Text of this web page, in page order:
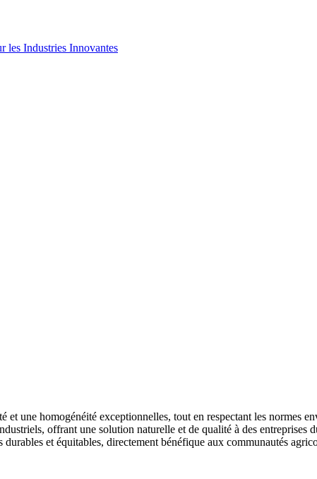
les Industries Innovantes
une homogénéité exceptionnelles, tout en respectant les normes
offrant une solution naturelle et de qualité à des
et équitables, directement bénéfique aux communautés